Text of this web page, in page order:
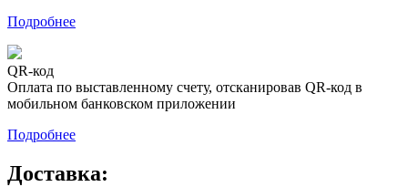
Подробнее
QR-код
Оплата по выставленному счету, отсканировав QR-код в
мобильном банковском приложении
Подробнее
Доставка: